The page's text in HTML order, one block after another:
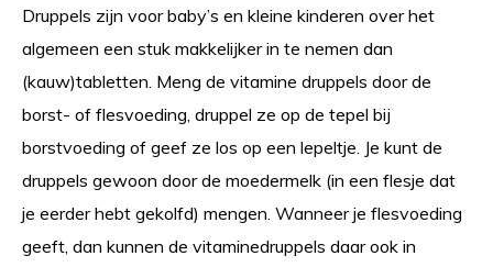
Druppels zijn voor baby’s en kleine kinderen over het
algemeen een stuk makkelijker in te nemen dan
(kauw)tabletten. Meng de vitamine druppels door de
borst- of flesvoeding, druppel ze op de tepel bij
borstvoeding of geef ze los op een lepeltje. Je kunt de
druppels gewoon door de moedermelk (in een flesje dat
je eerder hebt gekolfd) mengen. Wanneer je flesvoeding
geeft, dan kunnen de vitaminedruppels daar ook in